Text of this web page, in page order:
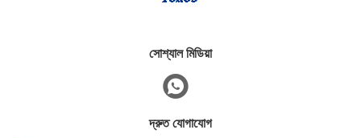
সোশ্যাল মিডিয়া
দ্রুত যোগাযোগ